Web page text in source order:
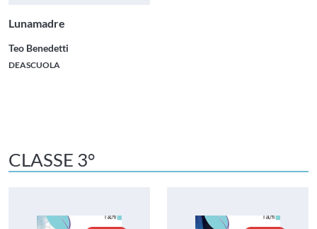
Lunamadre
Teo Benedetti
DEASCUOLA
CLASSE 3°